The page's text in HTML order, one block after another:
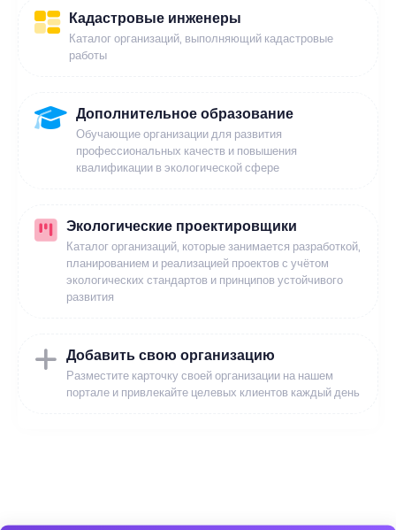
Кадастровые инженеры
Каталог организаций, выполняющий кадастровые
работы
Дополнительное образование
Обучающие организации для развития
профессиональных качеств и повышения
квалификации в экологической сфере
Экологические проектировщики
Каталог организаций, которые занимается разработкой,
планированием и реализацией проектов с учётом
экологических стандартов и принципов устойчивого
развития
Добавить свою организацию
Разместите карточку своей организации на нашем
портале и привлекайте целевых клиентов каждый день